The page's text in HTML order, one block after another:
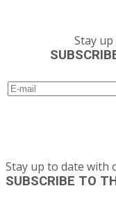
Stay
Stay up to date with
SUBSCRIBE TO